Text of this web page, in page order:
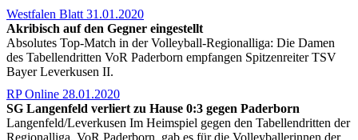
Westfalen Blatt 31.01.2020
Akribisch auf den Gegner eingestellt
Absolutes Top-Match in der Volleyball-Regionalliga: Die Damen
des Tabellendritten VoR Paderborn empfangen Spitzenreiter TSV
Bayer Leverkusen II.
RP Online 28.01.2020
SG Langenfeld verliert zu Hause 0:3 gegen Paderborn
Langenfeld/Leverkusen Im Heimspiel gegen den Tabellendritten der